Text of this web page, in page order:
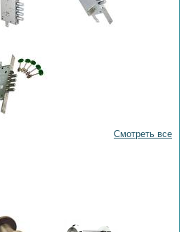
Смотреть все